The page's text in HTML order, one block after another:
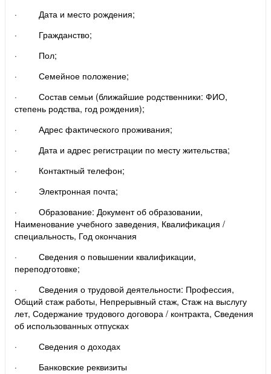
· Дата и место рождения;
· Гражданство;
· Пол;
· Семейное положение;
· Состав семьи (ближайшие родственники: ФИО,
степень родства, год рождения);
· Адрес фактического проживания;
· Дата и адрес регистрации по месту жительства;
· Контактный телефон;
· Электронная почта;
· Образование: Документ об образовании,
Наименование учебного заведения, Квалификация /
специальность, Год окончания
· Сведения о повышении квалификации,
переподготовке;
· Сведения о трудовой деятельности: Профессия,
Общий стаж работы, Непрерывный стаж, Стаж на выслугу
лет, Содержание трудового договора / контракта, Сведения
об использованных отпусках
· Сведения о доходах
· Банковские реквизиты